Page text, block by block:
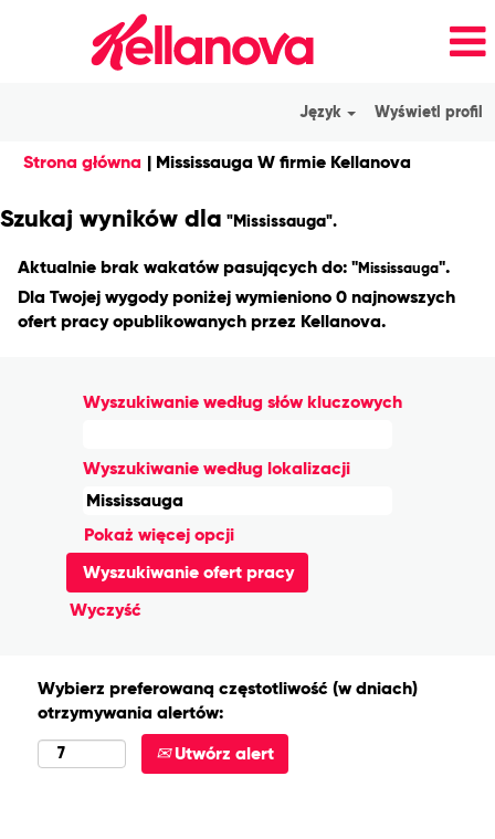
Język Wyświetl profil
Strona główna | Mississauga W firmie Kellanova(bieżąca
Szukaj wyników dla "Mississauga".
Aktualnie brak wakatów pasujących do: "Mississauga".
Dla Twojej wygody poniżej wymieniono 0 najnowszych
ofert pracy opublikowanych przez Kellanova.
Wyszukiwanie według słów kluczowych
Wyszukiwanie według lokalizacji
Pokaż więcej opcji
Wyczyść
Wybierz preferowaną częstotliwość (w dniach)
otrzymywania alertów:
Utwórz alert